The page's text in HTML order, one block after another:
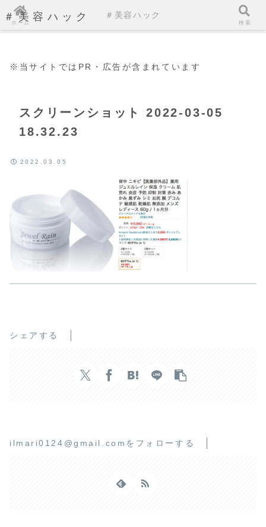
＃美容ハック
※当サイトではPR・広告が含まれています
スクリーンショット 2022-03-05
18.32.23
2022.03.05
シェアする
ilmari0124@gmail.comをフォローする
ホーム
＃美容ハック
検索